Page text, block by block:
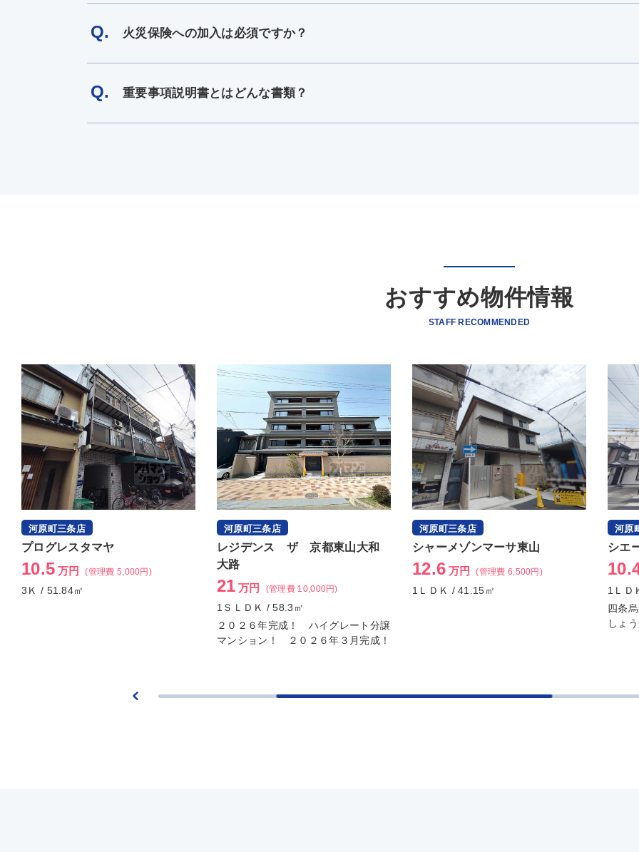
Q. 火災保険への加入は必須ですか？
Q. 重要事項説明書とはどんな書類？
おすすめ物件情報
STAFF RECOMMENDED
河原町三条店
プログレスタマヤ
10.5 万円 (管理費 5,000円)
3Ｋ / 51.84㎡
河原町三条店
レジデンス ザ 京都東山大和
大路
21 万円 (管理費 10,000円)
1ＳＬＤＫ / 58.3㎡
２０２６年完成！ ハイグレート分譲
マンション！ ２０２６年３月完成！
河原町三条店
シャーメゾンマーサ東山
12.6 万円 (管理費 6,500円)
1ＬＤＫ / 41.15㎡
河原
シエ
1ＬＤ
四条
しょ